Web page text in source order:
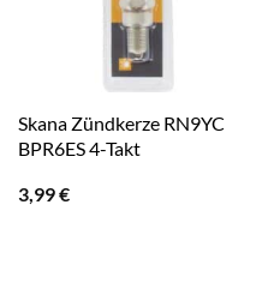
Skana Zündkerze RN9YC
BPR6ES 4-Takt
3,99€